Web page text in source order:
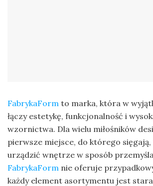
FabrykaForm to marka, która w
łączy estetykę, funkcjonalność i
wzornictwa. Dla wielu miłośników
pierwsze miejsce, do którego sięgają,
urządzić wnętrze w sposób
FabrykaForm nie oferuje
każdy element asortymentu jest